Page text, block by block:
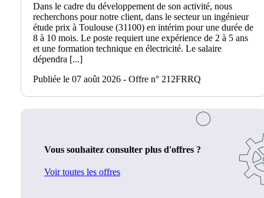
Dans le cadre du développement de son activité, nous
recherchons pour notre client, dans le secteur un ingénieur
étude prix à Toulouse (31100) en intérim pour une durée de
8 à 10 mois. Le poste requiert une expérience de 2 à 5 ans
et une formation technique en électricité. Le salaire
dépendra [...]
Publiée le 07 août 2026 - Offre n° 212FRRQ
Vous souhaitez consulter plus d'offres ?
Voir toutes les offres